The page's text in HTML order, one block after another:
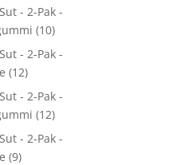
- 2-Pak -
(10)
- 2-Pak -
(12)
- 2-Pak -
(12)
- 2-Pak -
(9)